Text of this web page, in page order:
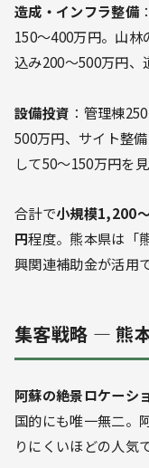
造成・インフラ整備
150〜400万円。山
込み200〜500万円、
設備投資 ：管理棟
500万円、サイト整
して50〜150万円を
合計で小規模1,200
円程度。熊本県は「
興関連補助金が活用
集客戦略 — 熊
阿蘇の絶景ロケーシ
国的にも唯一無二。
りにくいほどの人気で